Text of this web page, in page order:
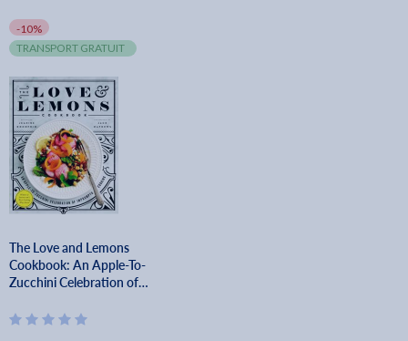
-10%
TRANSPORT GRATUIT
The Love and Lemons
Cookbook: An Apple-To-
Zucchini Celebration of
Donofrio